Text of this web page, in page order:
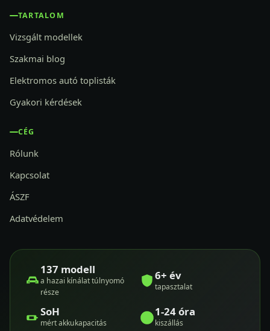
TARTALOM
Vizsgált modellek
Szakmai blog
Elektromos autó toplisták
Gyakori kérdések
CÉG
Rólunk
Kapcsolat
ÁSZF
Adatvédelem
137 modell
a hazai kínálat túlnyomó
része
6+ év
tapasztalat
SoH
mért akkukapacitás
1-24 óra
kiszállás